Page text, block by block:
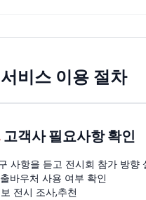
비스 이용 절차
고객사 필요사항 확인
사항을 듣고 전시회 참가 방향
바우처 사용 여부 확인
전시 조사,추천